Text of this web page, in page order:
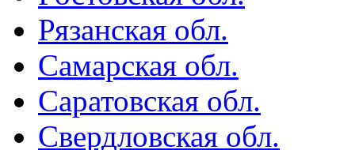
Рязанская обл.
Самарская обл.
Саратовская обл.
Свердловская обл.